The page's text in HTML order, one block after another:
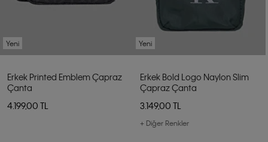
Yeni
Erkek Printed Emblem Çapraz
Çanta
4.199,00 TL
Yeni
Erkek Bold Logo Naylon Slim
Çapraz Çanta
3.149,00 TL
+ Diğer Renkler